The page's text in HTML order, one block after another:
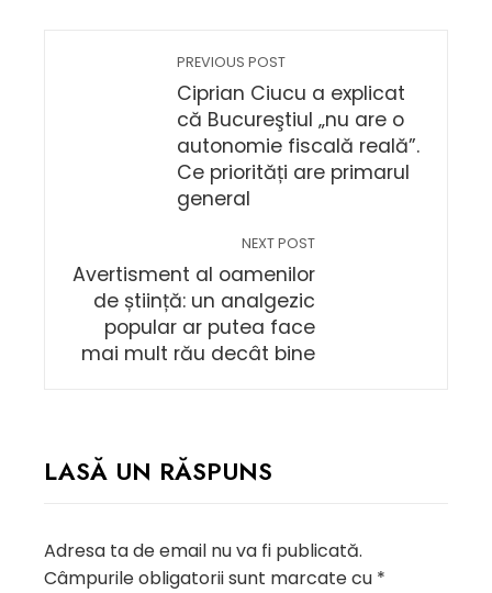
PREVIOUS POST
Ciprian Ciucu a explicat
că Bucureştiul „nu are o
autonomie fiscală reală”.
Ce priorități are primarul
general
NEXT POST
Avertisment al oamenilor
de știință: un analgezic
popular ar putea face
mai mult rău decât bine
LASĂ UN RĂSPUNS
Adresa ta de email nu va fi publicată.
Câmpurile obligatorii sunt marcate cu *